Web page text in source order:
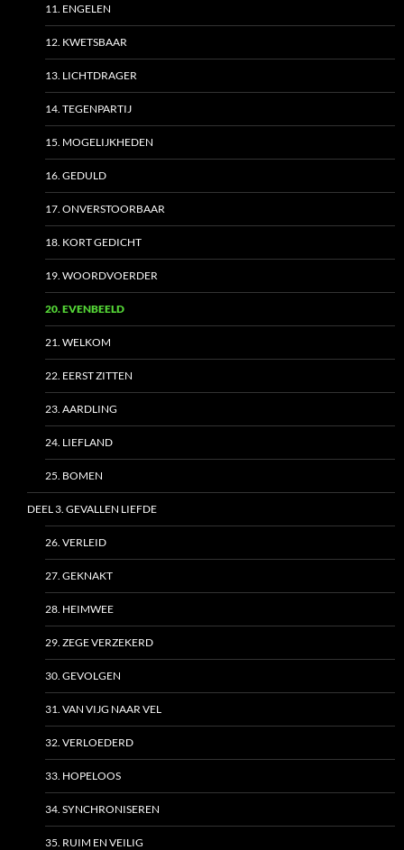
11. ENGELEN
12. KWETSBAAR
13. LICHTDRAGER
14. TEGENPARTIJ
15. MOGELIJKHEDEN
16. GEDULD
17. ONVERSTOORBAAR
18. KORT GEDICHT
19. WOORDVOERDER
20. EVENBEELD
21. WELKOM
22. EERST ZITTEN
23. AARDLING
24. LIEFLAND
25. BOMEN
DEEL 3. GEVALLEN LIEFDE
26. VERLEID
27. GEKNAKT
28. HEIMWEE
29. ZEGE VERZEKERD
30. GEVOLGEN
31. VAN VIJG NAAR VEL
32. VERLOEDERD
33. HOPELOOS
34. SYNCHRONISEREN
35. RUIM EN VEILIG